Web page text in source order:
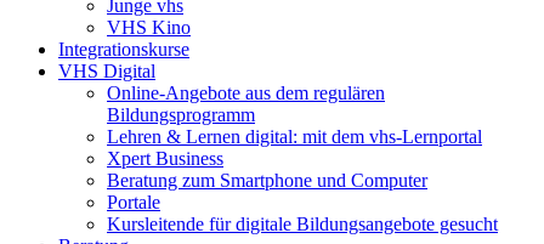
Junge vhs
VHS Kino
Integrationskurse
VHS Digital
Online-Angebote aus dem regulären
Bildungsprogramm
Lehren & Lernen digital: mit dem vhs-Lernportal
Xpert Business
Beratung zum Smartphone und Computer
Portale
Kursleitende für digitale Bildungsangebote gesucht